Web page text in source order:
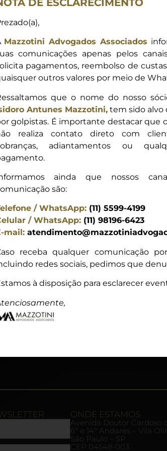
também se dedica à
pluralidade, inclusão
Estado de São Paulo
na importância de levar a
de Bem, que atua
nordestino.
ONDE ESTAMOS
Avenida Doutor Cardoso
6º e 14º Andares – Vila
São Paulo – SP
CEP 04548-003
Mazzotini Advogados Associados
comunicações apenas pelos
pagamentos, reembolso de
outros valores por meio de
que o nome do nosso
Antunes Mazzotini,tem sido alvo
golpistas. É importante destacar que
realiza contato direto com
adiantamentos ou
ainda que nossos
são:
/ WhatsApp:(11) 5599-4199
/ WhatsApp:(11) 98196-6423
mail:
receba qualquer comunicação
redes sociais, pedimos que
à disposição para esclarecer